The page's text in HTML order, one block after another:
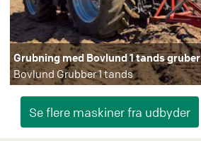
Grubning med Bovlund 1 tands gruber
Bovlund Grubber 1 tands